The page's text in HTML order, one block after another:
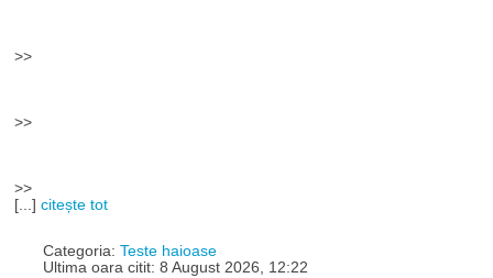
>>
>>
>>
[...]citește tot
Categoria: Teste haioase
Ultima oara citit: 8 August 2026, 12:22